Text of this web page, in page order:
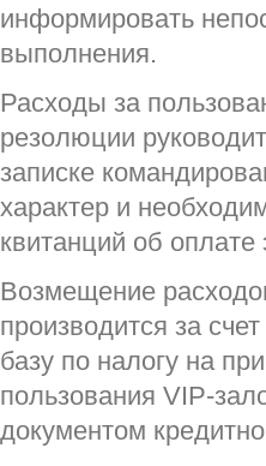
информировать
выполнения.
Расходы за
резолюции
записке
характер и
квитанций об оплате
Возмещение
производится за
базу по налогу на
пользования VIP-
документом